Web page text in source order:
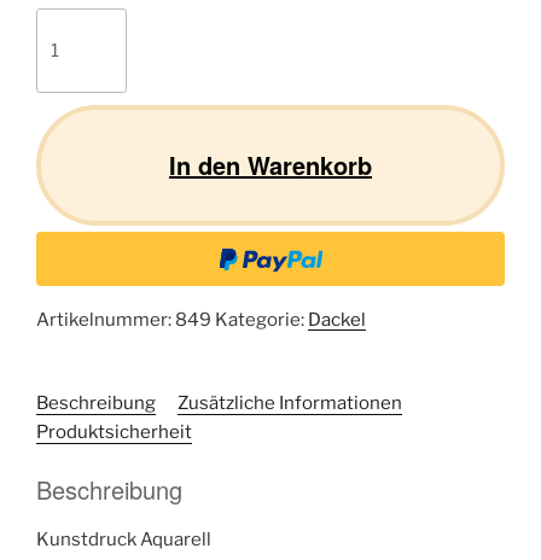
22
In den Warenkorb
Artikelnummer: 849 Kategorie: Dackel
Beschreibung
Zusätzliche Informationen
Produktsicherheit
Beschreibung
Kunstdruck Aquarell